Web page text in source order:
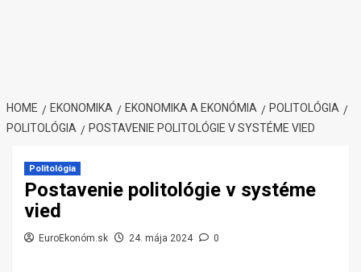
HOME EKONOMIKA EKONOMIKA A EKONÓMIA
POLITOLÓGIA
POLITOLÓGIA
POSTAVENIE POLITOLÓGIE V SYSTÉME VIED
Politológia
Postavenie politológie v systéme
vied
EuroEkonóm.sk 24. mája 2024 0